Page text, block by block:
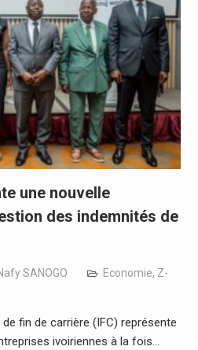
une nouvelle
des indemnités de
SANOGO Economie, Z-
fin de carrière (IFC) représente
ivoiriennes à la fois…